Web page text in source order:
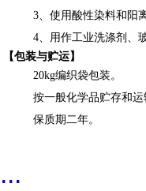
3、使用酸性染料和阳
4、用作工业洗涤剂、
【包装与贮运】
20kg编织袋包装。
按一般化学品贮存和运
保质期二年。
...